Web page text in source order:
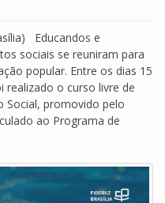
Educandos e
sociais se reuniram para
popular. Entre os dias 15
realizado o curso livre de
Social, promovido pelo
ao Programa de